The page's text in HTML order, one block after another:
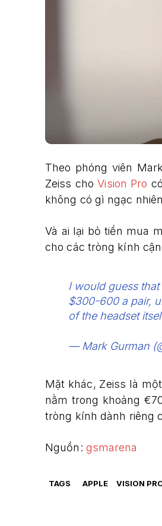
Theo phóng viên
Zeiss choVision Pro
không có gì ngạc
Và ai lại bỏ tiền mua
cho các tròng kính
I would guess
$300-600 a pair,
of the headset
— Mark Gurman
Mặt khác, Zeiss là
nằm trong khoảng
tròng kính dành riêng
Nguồn: gsmarena
TAGS APPLE VISION